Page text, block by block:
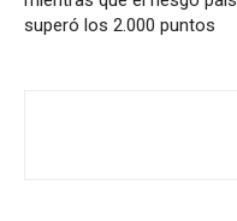
superó los 2.000 puntos